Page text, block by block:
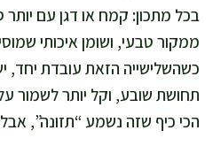
בכל מתכון: קמח או דגן עם יותר
ממקור טבעי, ושומן איכותי
כשהשלישייה הזאת עובדת יחד,
תחושת שובע, וקל יותר לשמור על
הכי כיף שזה נשמע “תזונה”,